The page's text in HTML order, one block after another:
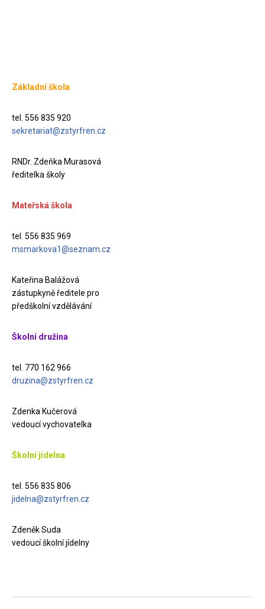
Základní škola
tel. 556 835 920
sekretariat@zstyrfren.cz
RNDr. Zdeňka Murasová
ředitelka školy
Mateřská škola
tel. 556 835 969
msmarkova1@seznam.cz
Kateřina Balážová
zástupkyně ředitele pro
předškolní vzdělávání
Školní družina
tel. 770 162 966
druzina@zstyrfren.cz
Zdenka Kučerová
vedoucí vychovatelka
Školní jídelna
tel. 556 835 806
jidelna@zstyrfren.cz
Zdeněk Suda
vedoucí školní jídelny